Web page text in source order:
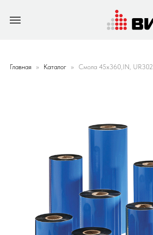
Главная Каталог Смола 45х360,IN, UR302